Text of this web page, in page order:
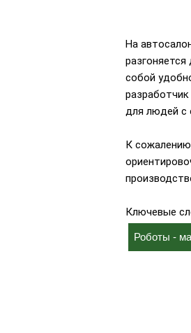
На
собой
для людей с
К
Ключевые
Роботы -